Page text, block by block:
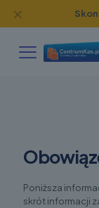
✕
Poniższa
skrót informacji